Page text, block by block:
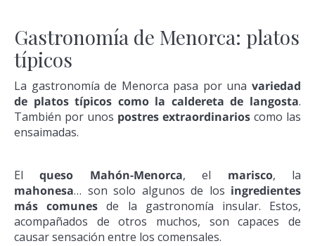
Gastronomía de Menorca: platos
típicos
La gastronomía de Menorca pasa por una variedad
de platos típicos como la caldereta de langosta.
También por unos postres extraordinarios como las
ensaimadas.
Elqueso Mahón-Menorca, el marisco, la
mahonesa… son solo algunos de los ingredientes
más comunes de la gastronomía insular. Estos,
acompañados de otros muchos, son capaces de
causar sensación entre los comensales.